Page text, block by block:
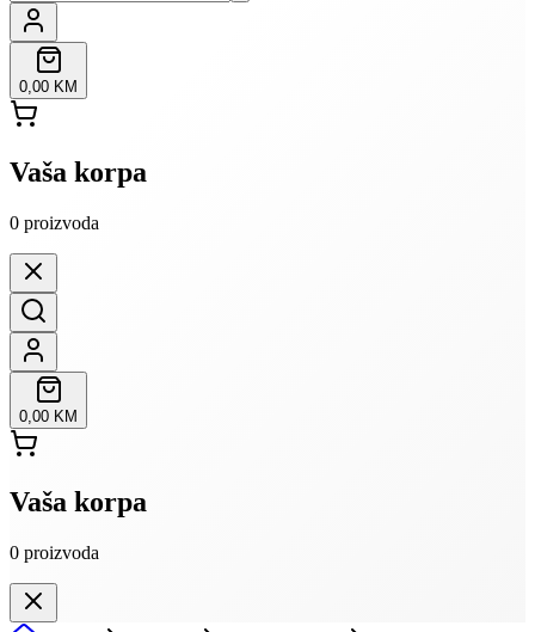
0,00 KM
Vaša korpa
0 proizvoda
0,00 KM
Vaša korpa
0 proizvoda